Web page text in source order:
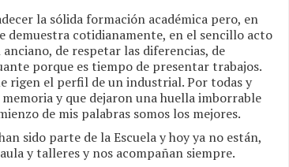
la sólida formación académica pero, en
demuestra cotidianamente, en el sencillo acto
de respetar las diferencias, de
porque es tiempo de presentar trabajos.
rigen el perfil de un industrial. Por todas y
y que dejaron una huella imborrable
de mis palabras somos los mejores.
sido parte de la Escuela y hoy ya no están,
y talleres y nos acompañan siempre.